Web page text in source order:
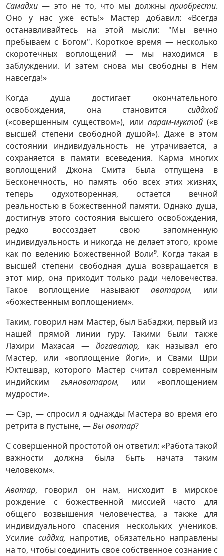
Самадхи — это не то, что мы должны приобрести.
Оно у нас уже есть!» Мастер добавил: «Всегда
останавливайтесь на этой мысли: "Мы вечно
пребываем с Богом". Короткое время — несколько
скоротечных воплощений — мы находимся в
заблуждении. И затем снова мы свободны в Нем
навсегда!»
Когда душа достигает окончательного
освобождения, она становится сиддхой
(«совершенным существом»), или парам-муктой(«в
высшей степени свободной душой»). Даже в этом
состоянии индивидуальность не утрачивается, а
сохраняется в памяти всеведения. Карма многих
воплощений Джона Смита была отпущена в
Бесконечность, но память обо всех этих жизнях,
теперь одухотворенная, остается вечной
реальностью в божественной памяти. Однако душа,
достигнув этого состояния высшего освобождения,
редко воссоздает свою запомненную
индивидуальность и никогда не делает этого, кроме
как по велению Божественной Воли9. Когда такая в
высшей степени свободная душа возвращается в
этот мир, она приходит только ради человечества.
Такое воплощение называют аватаром, или
«божественным воплощением».
Таким, говорил нам Мастер, был Бабаджи, первый из
нашей прямой линии гуру. Такими были также
Лахири Махасая — йогаватар, как называл его
Мастер, или «воплощение йоги», и Свами Шри
Юктешвар, которого Мастер считал современным
индийскимгьянаватаром, или «воплощением
мудрости».
— Сэр, — спросил я однажды Мастера во время его
ретрита в пустыне, —Вы аватар?
С совершенной простотой он ответил: «Работа такой
важности должна была быть начата таким
человеком».
Аватар, говорил он нам, нисходит в мирское
рождение с божественной миссией часто для
общего возвышения человечества, а также для
индивидуального спасения нескольких учеников.
Усилие сиддха, напротив, обязательно направлены
на то, чтобы соединить свое собственное сознание с